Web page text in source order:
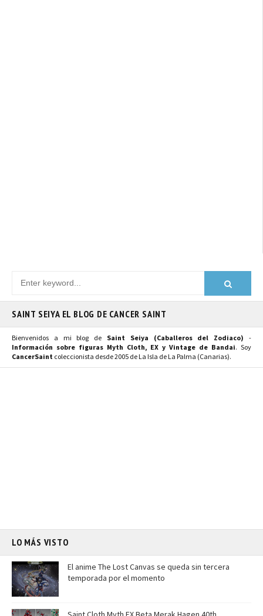
SAINT SEIYA EL BLOG DE CANCER SAINT
Bienvenidos a mi blog de Saint Seiya (Caballeros del Zodiaco) -
Información sobre figuras Myth Cloth, EX y Vintage de Bandai. Soy
CancerSaint coleccionista desde 2005 de La Isla de La Palma (Canarias).
LO MÁS VISTO
El anime The Lost Canvas se queda sin tercera
temporada por el momento